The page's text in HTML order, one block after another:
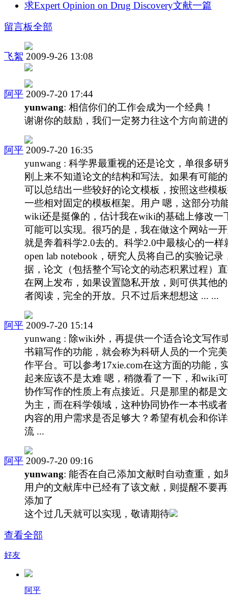
求Expert Opinion on Drug Discovery文献一篇
留言板全部
飞絮 2009-9-26 13:08
阿平 2009-7-20 17:44
yunwang: 相信你们的工作会成为一个经典！
谢谢你的鼓励，我们一定努力往这个方向前进的
阿平 2009-7-20 16:35
yunwang : 科学界最重视的还是论文，单很多研
刚上来不知道论文的结构和写法。如果有可能
可以总结出一些较好的论文模板，按照这些模
一些相对固定的模板框架。用户 嗯，这部分功
wiki还是挺像的，估计我在wiki的基础上修改一
可能可以实现。很巧的是，我在做这个网站一
就是奔着科学2.0去的。科学2.0中最核心的一样
open lab notebook，研究人员将自己的实验记录
据，论文（包括整个写论文的动态积累过程）
在网上发布，如果设置隐私开放，则可供其他
者阅读，完全的开放。只不过后来想想这 ... ...
阿平 2009-7-20 15:14
yunwang : 除wiki外，再提供一个适合论文写作
书籍写作的功能，就会称为科研人员的一个完
作平台。可以参考17xie.com在这方面的功能，
起来应该不是太难 嗯，稍微看了一下，和wiki
协作写作的性质上有点接近。只是那里的都是
为主，而在科学领域，这种协同协作一本书或
内容的用户需求是否足够大？希望有机会和你
流 ...
阿平 2009-7-20 09:16
yunwang: 能否在自己添加文献时自动查重，如
用户的文献库中已经有了该文献，则提醒不要
添加了
这个过几天就可以实现，敬请期待
查看全部
好友
阿平